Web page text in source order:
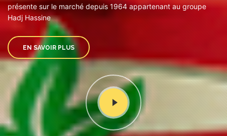
présente sur le marché depuis 1964 appartenant au groupe
Hadj Hassine
EN SAVOIR PLUS